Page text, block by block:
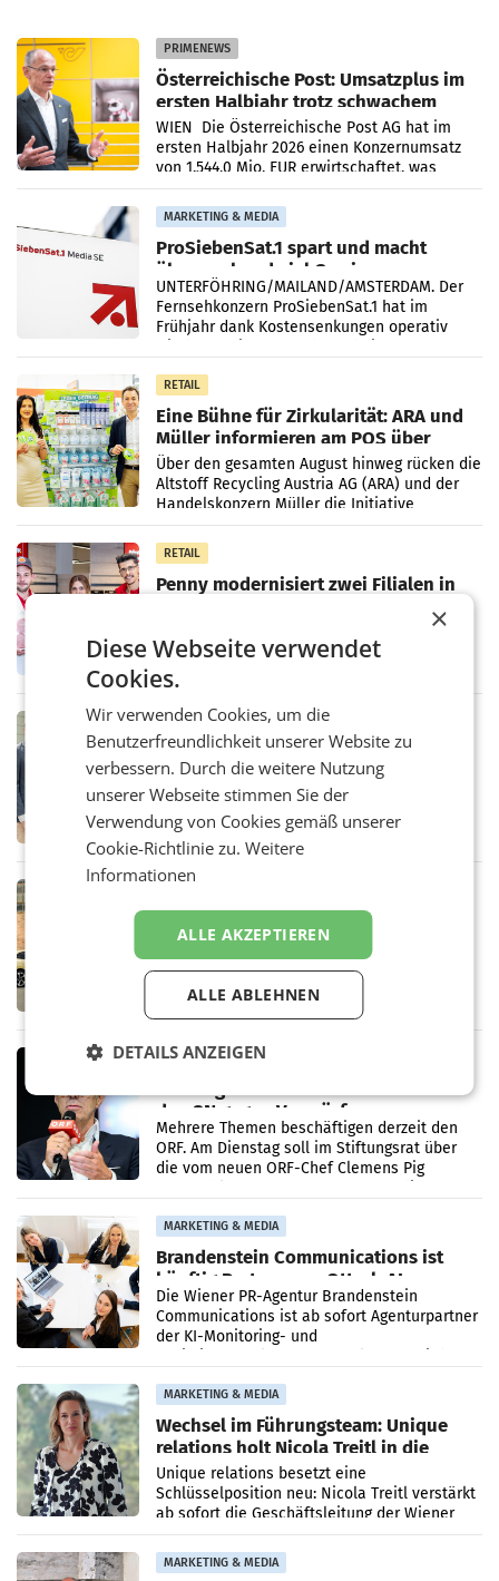
PRIMENEWS
Österreichische Post: Umsatzplus im
ersten Halbjahr trotz schwachem
Briefgeschäft
WIEN Die Österreichische Post AG hat im
ersten Halbjahr 2026 einen Konzernumsatz
von 1.544,0 Mio. EUR erwirtschaftet, was
einem Plus von 3,8 Prozent gegenüber dem
Vergleichszeitraum
MARKETING & MEDIA
ProSiebenSat.1 spart und macht
überraschend viel Gewinn
UNTERFÖHRING/MAILAND/AMSTERDAM. Der
Fernsehkonzern ProSiebenSat.1 hat im
Frühjahr dank Kostensenkungen operativ
RETAIL
Eine Bühne für Zirkularität: ARA und
Müller informieren am POS über
Kreislauffähigkeit
Über den gesamten August hinweg rücken die
Altstoff Recycling Austria AG (ARA) und der
Handelskonzern Müller die Initiative
„Kreislauf-Helden“ in allen österreichischen
Müller-Filialen
RETAIL
Penny modernisiert zwei Filialen in
laufenden Modernisierungsoffensive
erneuert Penny zwei Filialen in Nieder- und
Oberösterreich. Die beiden Standorte liegen
in Haag sowie im rund
RETAIL
Alles bereit für den Wechsel: Jürgen
Albrecht setzt ab 1.1.2027 auf Adeg
WIENER NEUDORF. – Die geplante
Vorarlberger Kaufmann Jürgen Albrecht ist
kartellrechtlich freigegeben: Die
Bundeswettbewerbsbehörde und der
Rekordergebnis im Juli: Leapmotor
verdoppelt Auslieferungen und
überschreitet die 100.000er-Marke
– Im Juli 2026 erreichte Leapmotor einen
wichtigen Meilenstein und lieferte weltweit
101.267 Fahrzeuge aus, womit sich das
verdoppelte (+102
MARKETING & MEDIA
den SN gegen Vorwürfe
Mehrere Themen beschäftigen derzeit den
ORF. Am Dienstag soll im Stiftungsrat über
die vom neuen ORF-Chef Clemens Pig
MARKETING & MEDIA
Brandenstein Communications ist
künftig Partner von OtterlyAI
Die Wiener PR-Agentur Brandenstein
Communications ist ab sofort Agenturpartner
der KI-Monitoring- und
MARKETING & MEDIA
Wechsel im Führungsteam: Unique
relations holt Nicola Treitl in die
Geschäftsleitung
Unique relations besetzt eine
Schlüsselposition neu: Nicola Treitl verstärkt
ab sofort die Geschäftsleitung der Wiener
PR-Agentur an der Seite von Josef Kalina und
Anna Kalina-Mahr.
MARKETING & MEDIA
×
Diese Webseite verwendet
Cookies.
Wir verwenden Cookies, um die
Benutzerfreundlichkeit unserer Website zu
verbessern. Durch die weitere Nutzung
unserer Webseite stimmen Sie der
Verwendung von Cookies gemäß unserer
Cookie-Richtlinie zu.Weitere
Informationen
ALLE AKZEPTIEREN
ALLE ABLEHNEN
DETAILS ANZEIGEN